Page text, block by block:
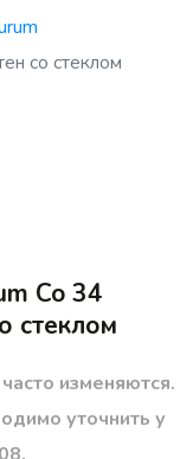
со стеклом
Co 34
стеклом
изменяются.
уточнить у